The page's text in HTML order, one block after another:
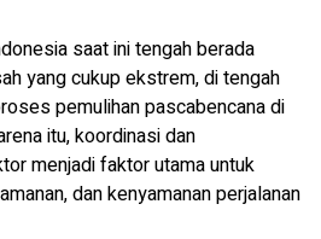
saat ini tengah berada
yang cukup ekstrem, di tengah
pemulihan pascabencana di
itu, koordinasi dan
menjadi faktor utama untuk
dan kenyamanan perjalanan